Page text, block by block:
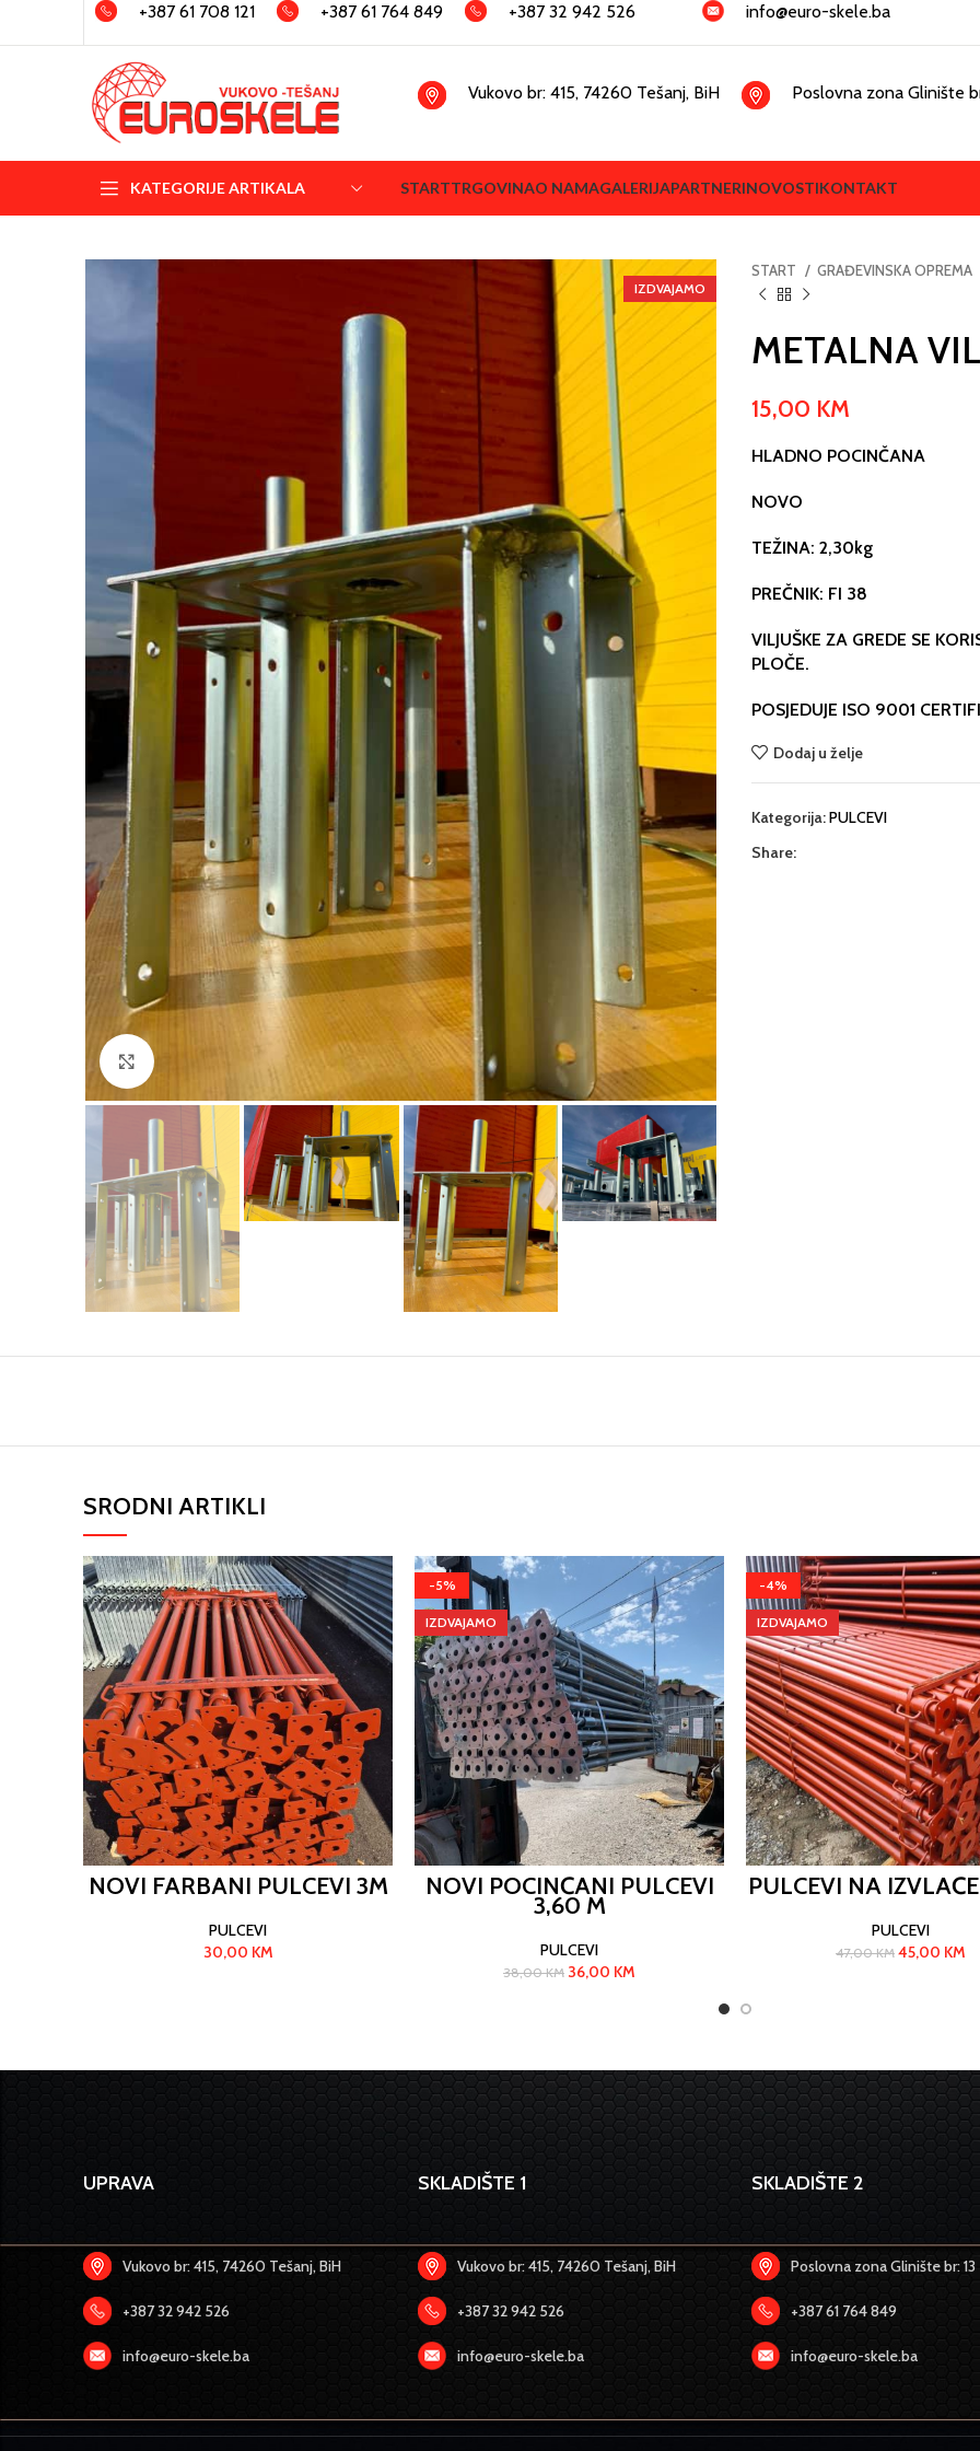
+387 61 708 121 +387 61 764 849 +387 32 942 526 info@euro-skele.ba
Vukovo br: 415, 74260 Tešanj, BiH Poslovna zona Glinište
KATEGORIJE ARTIKALA STARTTRGOVINAO NAMAGALERIJAPARTNERINOVOSTIKONTAKT
IZDVAJAMO
START GRAĐEVINSKA OPREMA
METALNA
15,00 KM
HLADNO POCINČANA
NOVO
TEŽINA: 2,30kg
PREČNIK: FI 38
VILJUŠKE ZA GREDE SE
PLOČE.
POSJEDUJE ISO 9001
Dodaj u želje
Kategorija:PULCEVI
Share:
SRODNI ARTIKLI
NOVI FARBANI PULCEVI 3M
PULCEVI
30,00 KM
-5%
IZDVAJAMO
NOVI POCINČANI PULCEVI
3,60 M
PULCEVI
38,00KM 36,00 KM
-4%
IZDVAJAMO
PULCEVI NA
PULCEVI
47,00KM 45,00 KM
UPRAVA
Vukovo br: 415, 74260 Tešanj, BiH
+387 32 942 526
info@euro-skele.ba
SKLADIŠTE 1
Vukovo br: 415, 74260 Tešanj, BiH
+387 32 942 526
info@euro-skele.ba
SKLADIŠTE 2
Poslovna zona Glinište br: 13
+387 61 764 849
info@euro-skele.ba